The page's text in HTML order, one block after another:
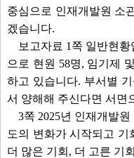
중심으로 인재개발원 소
겠습니다.
보고자료 1쪽 일반현
으로 현원 58명, 임기제
하고 있습니다. 부서별
서 양해해 주신다면 서면
3쪽 2025년 인재개발
도의 변화가 시작되고 기
더 많은 기회, 더 고른 기